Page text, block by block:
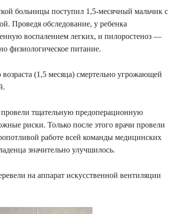
больницы поступил 1,5-месячный мальчик с
Проведя обследование, у ребенка
воспалением легких, и пилоростеноз —
физиологическое питание.
(1,5 месяца) смертельно угрожающей
тщательную предоперационную
риски. Только после этого врачи провели
работе всей команды медицинских
значительно улучшилось.
на аппарат искусственной вентиляции